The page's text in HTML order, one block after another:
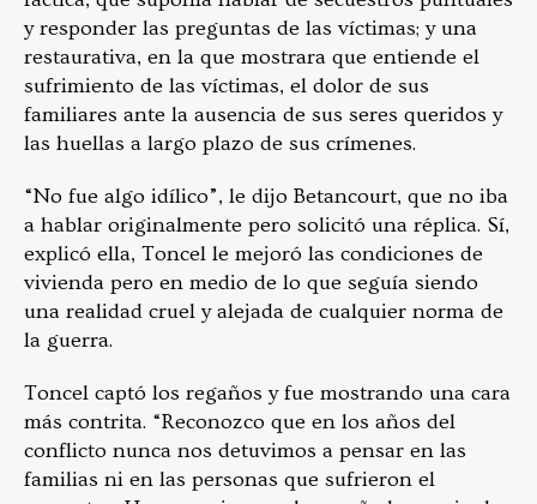
y responder las preguntas de las víctimas; y una
restaurativa, en la que mostrara que entiende el
sufrimiento de las víctimas, el dolor de sus
familiares ante la ausencia de sus seres queridos y
las huellas a largo plazo de sus crímenes.
“No fue algo idílico”, le dijo Betancourt, que no iba
a hablar originalmente pero solicitó una réplica. Sí,
explicó ella, Toncel le mejoró las condiciones de
vivienda pero en medio de lo que seguía siendo
una realidad cruel y alejada de cualquier norma de
la guerra.
Toncel captó los regaños y fue mostrando una cara
más contrita. “Reconozco que en los años del
conflicto nunca nos detuvimos a pensar en las
familias ni en las personas que sufrieron el